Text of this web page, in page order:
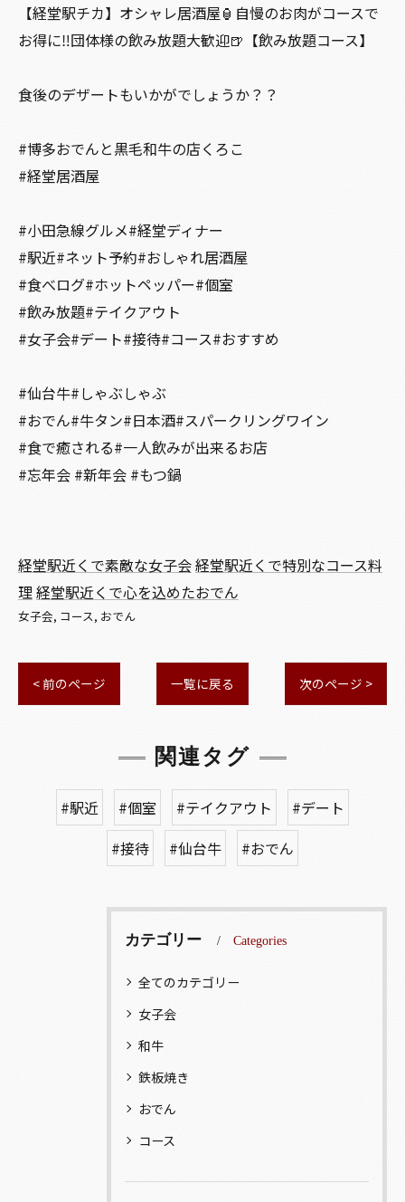
【経堂駅チカ】オシャレ居酒屋🏮自慢のお肉がコースで
お得に‼️団体様の飲み放題大歓迎🍺【飲み放題コース】
食後のデザートもいかがでしょうか？？
#博多おでんと黒毛和牛の店くろこ
#経堂居酒屋
#小田急線グルメ#経堂ディナー
#駅近#ネット予約#おしゃれ居酒屋
#食べログ#ホットペッパー#個室
#飲み放題#テイクアウト
#女子会#デート#接待#コース#おすすめ
#仙台牛#しゃぶしゃぶ
#おでん#牛タン#日本酒#スパークリングワイン
#食で癒される#一人飲みが出来るお店
#忘年会 #新年会 #もつ鍋
経堂駅近くで素敵な女子会経堂駅近くで特別なコース料
理経堂駅近くで心を込めたおでん
女子会 コース おでん
< 前のページ 一覧に戻る 次のページ >
関連タグ
#駅近 #個室 #テイクアウト
#デート
#接待
#仙台牛 #おでん
カテゴリー Categories
全てのカテゴリー
女子会
和牛
鉄板焼き
おでん
コース